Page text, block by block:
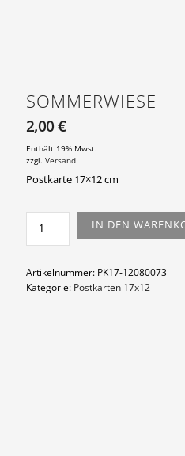
SOMMERWIESE
2,00€
Enthält 19% Mwst.
zzgl.Versand
Postkarte 17×12 cm
SOMMERWIESE
MENGE
IN DEN
Artikelnummer: PK17-12080073
Kategorie: Postkarten 17x12